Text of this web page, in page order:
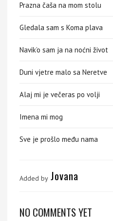
Prazna čaša na mom stolu
Gledala sam s Koma plava
Navik’o sam ja na noćni život
Duni vjetre malo sa Neretve
Alaj mi je večeras po volji
Imena mi mog
Sve je prošlo među nama
Added by Jovana
NO COMMENTS YET